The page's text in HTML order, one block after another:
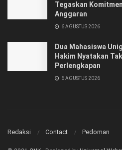
Tegaskan
Anggaran
6 AGUSTUS 2026
Dua Mahasiswa
Hakim Nyatakan
Perlengkapan
6 AGUSTUS 2026
Redaksi Contact Pedoman